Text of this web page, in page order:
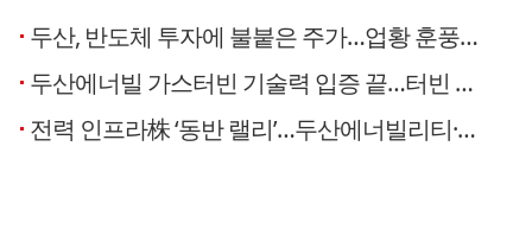
두산, 반도체 투자에 불붙은 주가…업황 훈풍에 ‘더 난다’
두산에너빌 가스터빈 기술력 입증 끝…터빈 종주국 미국에 2기 수출 쾌거
전력 인프라株 ‘동반 랠리’…두산에너빌리티·효성·LS·현대일렉트릭 수혜 확산